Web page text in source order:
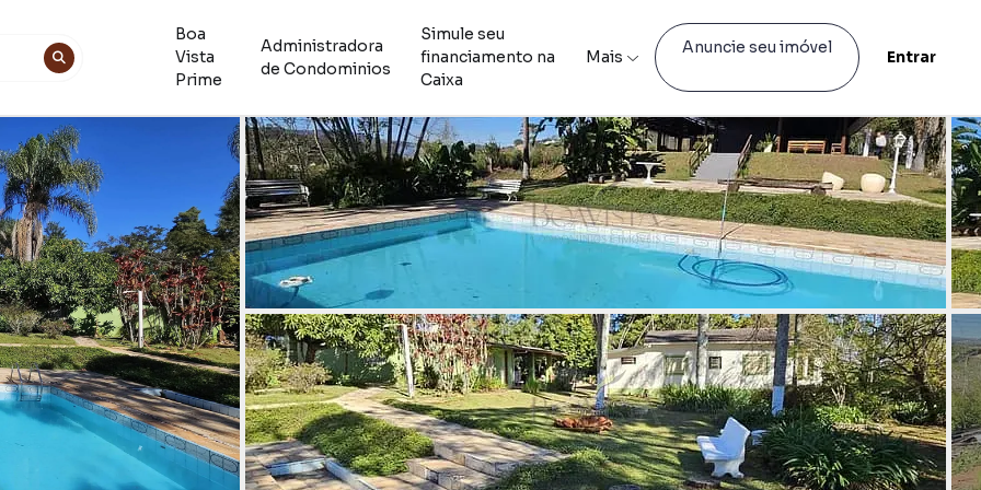
Boa
Vista
Prime
Administradora
de Condominios
Simule seu
financiamento na
Caixa
Mais Anuncie seu imóvel Entrar